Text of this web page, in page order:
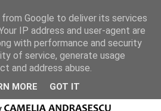
Google to deliver its services
IP address and user-agent are
with performance and security
of service, generate usage
and address abuse.
MORE GOT IT